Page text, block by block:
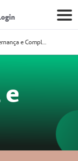
Governança e Compliance